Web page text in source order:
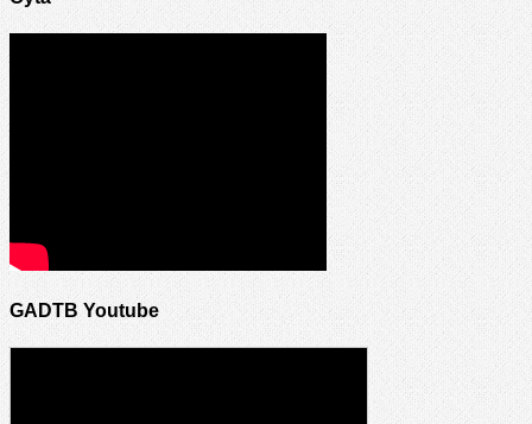
GADTB Youtube